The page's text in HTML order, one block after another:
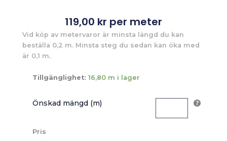
119,00 kr per meter
Vid köp av metervaror är minsta längd du kan
beställa 0,2 m. Minsta steg du sedan kan öka med
är 0,1 m.
Tillgänglighet: 16,80 m i lager
Önskad mängd (m)
Pris